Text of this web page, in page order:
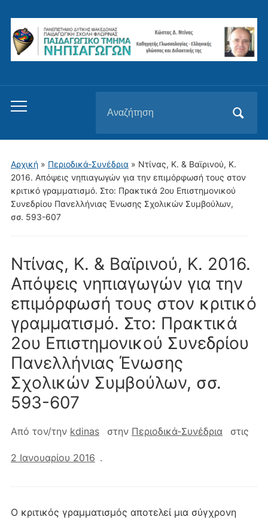
Εναλλαγή
μενού
για
κινητά
για:
Αρχική» Περιοδικά-Συνέδρια » Ντίνας, Κ. & Βαϊρινού, Κ.
2016. Απόψεις νηπιαγωγών για την επιμόρφωσή τους στον
κριτικό γραμματισμό. Στο: Πρακτικά 2ου Επιστημονικού
Συνεδρίου Πανελλήνιας Ένωσης Σχολικών Συμβούλων,
σσ. 593-607
Ντίνας, Κ. & Βαϊρινού, Κ. 2016.
Απόψεις νηπιαγωγών για την
επιμόρφωσή τους στον κριτικό
γραμματισμό. Στο: Πρακτικά
2ου Επιστημονικού Συνεδρίου
Πανελλήνιας Ένωσης
Σχολικών Συμβούλων, σσ.
593-607
Από τον/την kdinas στην Περιοδικά-Συνέδρια στις
2 Ιανουαρίου 2016 .
Ο κριτικός γραμματισμός αποτελεί μια σύγχρονη